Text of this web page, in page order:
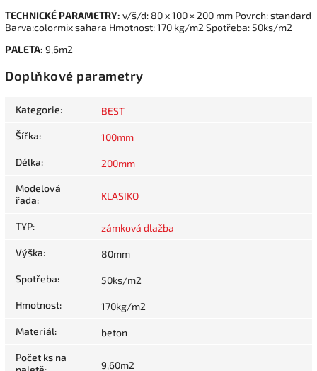
TECHNICKÉ PARAMETRY: v/š/d: 80 x 100 × 200 mm Povrch: standard
Barva:colormix sahara Hmotnost: 170 kg/m2 Spotřeba: 50ks/m2
PALETA: 9,6m2
Doplňkové parametry
Kategorie: BEST
Šířka: 100mm
Délka: 200mm
Modelová
řada: KLASIKO
TYP: zámková dlažba
Výška: 80mm
Spotřeba: 50ks/m2
Hmotnost: 170kg/m2
Materiál: beton
Počet ks na
9,60m2